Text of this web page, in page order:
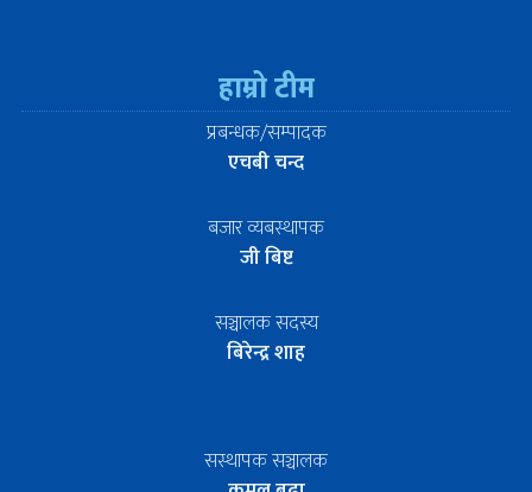
हाम्रो टीम
प्रबन्धक/सम्पादक
एचबी चन्द
बजार व्यबस्थापक
जी बिष्ट
सञ्चालक सदस्य
बिरेन्द्र शाह
सस्थापक सञ्चालक